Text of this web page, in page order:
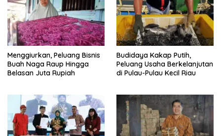
Menggiurkan, Peluang Bisnis
Buah Naga Raup Hingga
Belasan Juta Rupiah
Budidaya Kakap Putih,
Peluang Usaha Berkelanjutan
di Pulau-Pulau Kecil Riau